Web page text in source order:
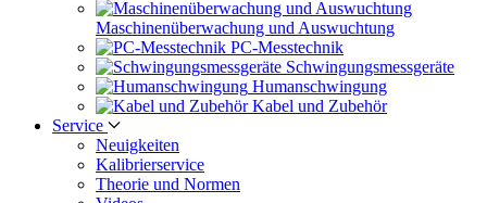
Maschinen­überwachung und Auswuchtung
PC-Messtechnik
Schwingungs­messgeräte
Human­schwingung
Kabel und Zubehör
Service
Neuigkeiten
Kalibrier­service
Theorie und Normen